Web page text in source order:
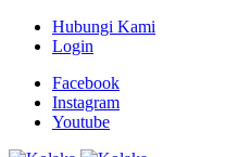
Hubungi Kami
Login
Facebook
Instagram
Youtube